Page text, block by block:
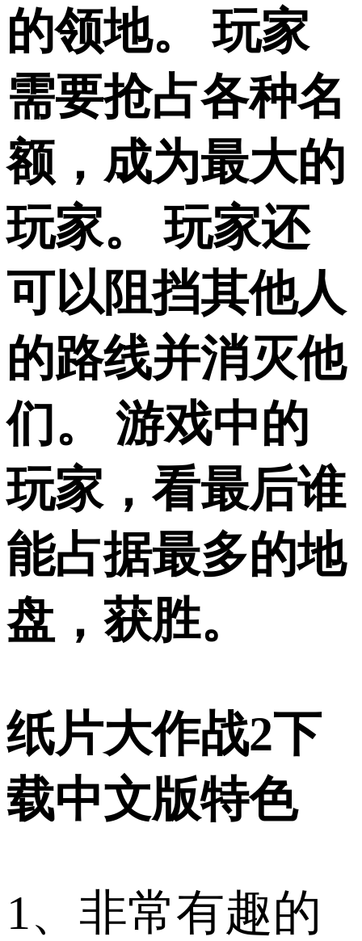
的领地。 玩家
需要抢占各种名
额，成为最大的
玩家。 玩家还
可以阻挡其他人
的路线并消灭他
们。 游戏中的
玩家，看最后谁
能占据最多的地
盘，获胜。
纸片大作战2下
载中文版特色
1、非常有趣的